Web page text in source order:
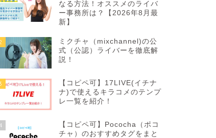
なる方法！オススメのライバ
ー事務所は？【2026年8月最
新】
ミクチャ（mixchannel)の公
式（公認）ライバーを徹底解
説！
【コピペ可】17LIVE(イチナ
ナ)で使えるキラコメのテンプ
レ一覧を紹介！
【コピペ可】Pococha（ポコ
チャ）のおすすめタグをまと